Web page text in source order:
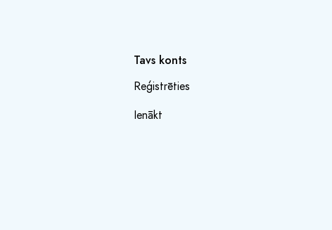
Tavs konts
Reģistrēties
Ienākt